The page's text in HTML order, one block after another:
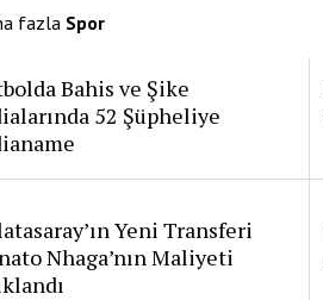
fazla Spor
Bahis ve Şike
52 Şüpheliye
Yeni Transferi
Nhaga’nın Maliyeti